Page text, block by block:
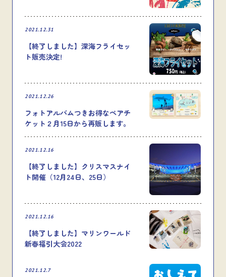
2021.12.31
【終了しました】深海フライセッ
ト販売決定!
2021.12.26
フォトアルバムつきお得なペアチ
ケット２月15日から再販します。
2021.12.16
【終了しました】クリスマスナイ
ト開催（12月24日、25日）
2021.12.16
【終了しました】マリンワールド
新春福引大会2022
2021.12.7